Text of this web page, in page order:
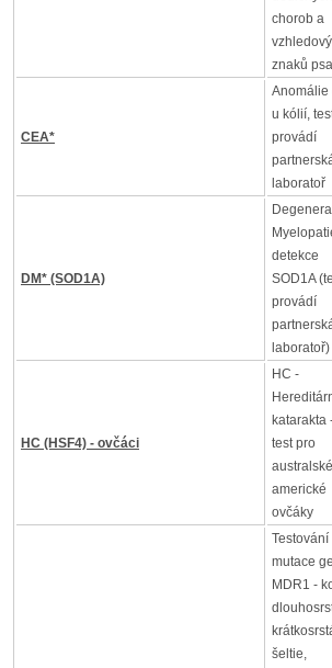
chorob a
znaků psa
CEA*
Anomálie
u kólií,
provádí
laboratoř
DM* (SOD1A)
detekce
SOD1A
provádí
laboratoř)
HC (HSF4) - ovčáci
HC -
katarakta
test pro
americké
ovčáky
Testování
mutace
MDR1 -
šeltie,